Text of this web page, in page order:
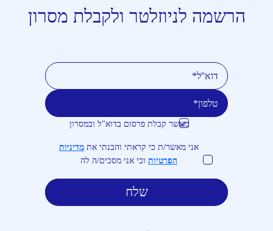
הרשמה לניוזלטר ולקבלת מסרון
מאשר קבלת פרסום בדוא"ל ובמסרון
אני מאשר/ת כי קראתי והבנתי אתמדיניות
הפרטיותוכי אני מסכים/ה לה